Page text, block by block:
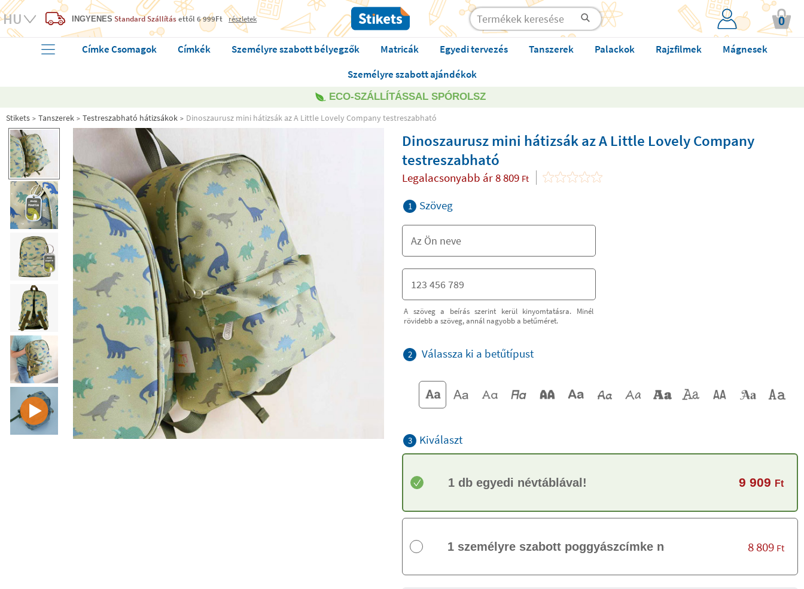
INGYENES Standard Szállításettől 6 999Ft részletek 0
Címke Csomagok Címkék Személyre szabott bélyegzők Matricák Egyedi tervezés Tanszerek Palackok Rajzfilmek
Mágnesek
Személyre szabott ajándékok
ECO-SZÁLLÍTÁSSAL SPÓROLSZ
Stikets Tanszerek Testreszabható hátizsákok Dinoszaurusz mini hátizsák az A Little Lovely Company testreszabható
Dinoszaurusz mini hátizsák az A Little Lovely Company
testreszabható
Legalacsonyabb ár8 809 Ft
1 Szöveg
A szöveg a beírás szerint kerül kinyomtatásra. Minél
rövidebb a szöveg, annál nagyobb a betűméret.
2 Válassza ki a betűtípust
3 Kiválaszt
1 db egyedi névtáblával! 9 909 Ft
1 személyre szabott poggyászcímke nélkül 8 809 Ft